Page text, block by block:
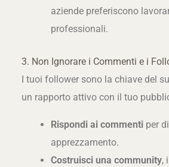
aziende preferiscono
professionali.
3. Non Ignorare i Commenti e i
I tuoi follower sono la chiave del
un rapporto attivo con il tuo
Rispondi ai commenti per
apprezzamento.
Costruisci una community,